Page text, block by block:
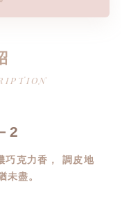
2
巧克力香， 調皮地
未盡。